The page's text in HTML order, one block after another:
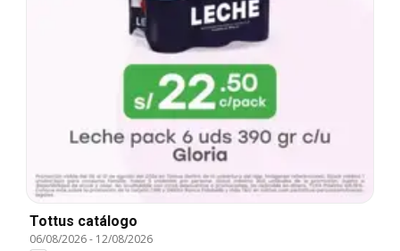
Tottus catálogo
06/08/2026- 12/08/2026